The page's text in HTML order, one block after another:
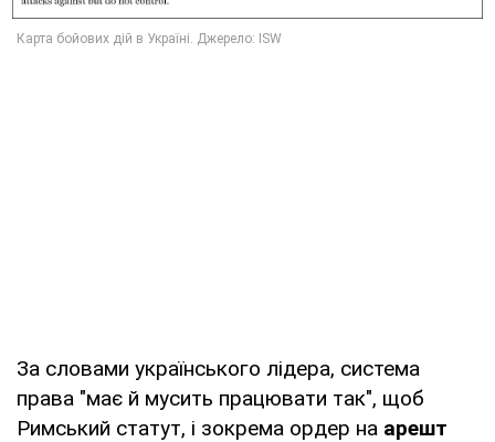
За словами українського лідера, система
права "має й мусить працювати так", щоб
Римський статут, і зокрема ордер на арешт